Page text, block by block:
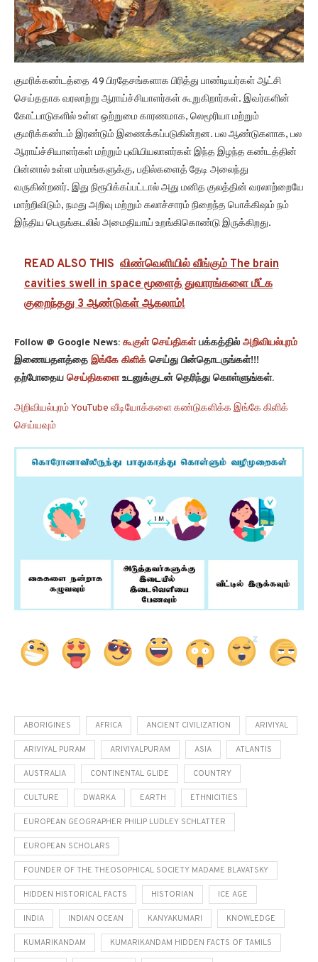
குமரிக்கண்டத்தை 49 பிரதேசங்களாக பிரித்து பாண்டியர்கள் ஆட்சி
செய்ததாக வரலாற்று ஆராய்ச்சியாளர்கள் கூறுகிறார்கள். இவர்களின்
கோட்பாடுகளில் உள்ள ஒற்றுமை காரணமாக, லெமூரியா மற்றும்
குமரிக்கண்டம் இரண்டும் இணைக்கப்படுகின்றன. பல ஆண்டுகளாக, பல
ஆராய்ச்சியாளர்கள் மற்றும் புவியியலாளர்கள் இந்த இழந்த கண்டத்தின்
பின்னால் உள்ள மர்மங்களுக்கு, பதில்களைத் தேடி அலைந்து
வருகின்றனர். இது நிரூபிக்கப்பட்டால் அது மனித குலத்தின் வரலாற்றையே
மாற்றிவிடும், நமது அறிவு மற்றும் கலாச்சாரம் நிறைந்த பொக்கிஷம் நம்
இந்திய பெருங்கடலில் அமைதியாய் உறங்கிகொண்டு இருக்கிறது.
READ ALSO THIS விண்வெளியில் வீங்கும் The brain
cavities swell in space மூளைத் துவாரங்களை மீட்க
குறைந்தது 3 ஆண்டுகள் ஆகலாம்!
Follow @ Google News: கூகுள் செய்திகள்பக்கத்தில் அறிவியல்புரம்
இணையதளத்தை இங்கே கிளிக் செய்து பின்தொடருங்கள்!!!
தற்போதைய செய்திகளைஉடனுக்குடன் தெரிந்து கொள்ளுங்கள்.
அறிவியல்புரம் YouTube வீடியோக்களை கண்டுகளிக்க இங்கே கிளிக்
செய்யவும்
ABORIGINES AFRICA ANCIENT CIVILIZATION ARIVIYAL
ARIVIYAL PURAM ARIVIYALPURAM ASIA ATLANTIS
AUSTRALIA CONTINENTAL GLIDE COUNTRY
CULTURE DWARKA EARTH ETHNICITIES
EUROPEAN GEOGRAPHER PHILIP LUDLEY SCHLATTER
EUROPEAN SCHOLARS
FOUNDER OF THE THEOSOPHICAL SOCIETY MADAME BLAVATSKY
HIDDEN HISTORICAL FACTS HISTORIAN ICE AGE
INDIA INDIAN OCEAN KANYAKUMARI KNOWLEDGE
KUMARIKANDAM KUMARIKANDAM HIDDEN FACTS OF TAMILS